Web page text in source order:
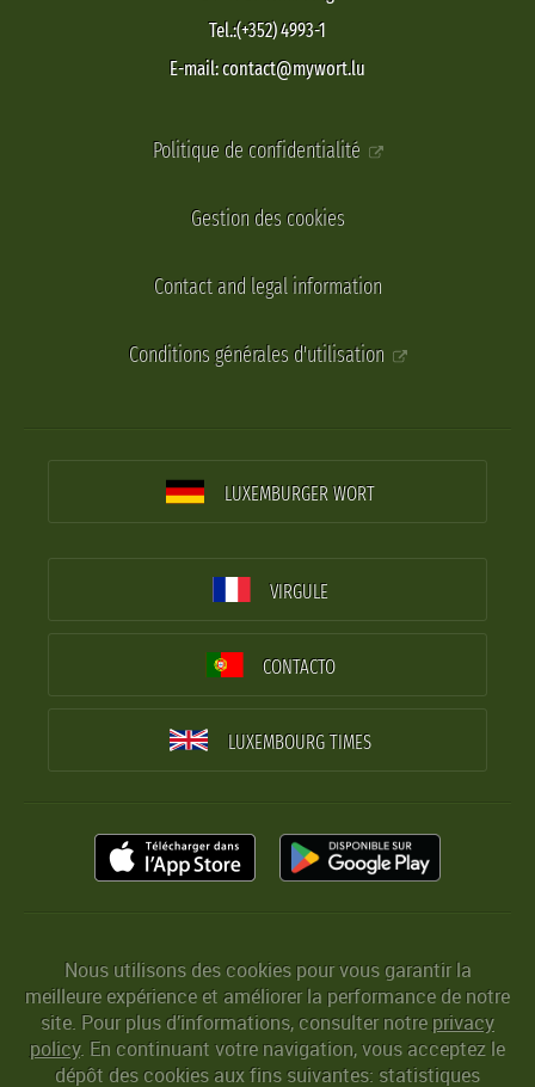
Tel.:(+352) 4993-1
E-mail: contact@mywort.lu
Politique de confidentialité
Gestion des cookies
Contact and legal information
Conditions générales d'utilisation
LUXEMBURGER WORT
VIRGULE
CONTACTO
LUXEMBOURG TIMES
Nous utilisons des cookies pour vous garantir la
meilleure expérience et améliorer la performance de notre
site. Pour plus d’informations, consulter notreprivacy
policy. En continuant votre navigation, vous acceptez le
dépôt des cookies aux fins suivantes: statistiques